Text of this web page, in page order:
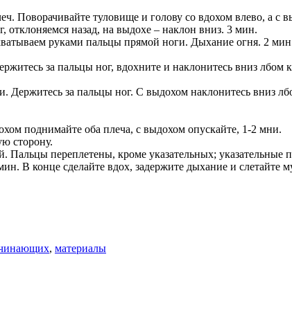
Поворачивайте туловище и голову со вдохом влево, а с
назад, на выдохе – наклон вниз. 3 мин.
руками пальцы прямой ноги. Дыхание огня. 2
за пальцы ног, вдохните и наклонитесь вниз лбом
Держитесь за пальцы ног. С выдохом наклонитесь вниз
поднимайте оба плеча, с выдохом опускайте, 1-2 мни.
сторону.
Пальцы переплетены, кроме указательных;
В конце сделайте вдох, задержите дыхание и слетайте
, материалы